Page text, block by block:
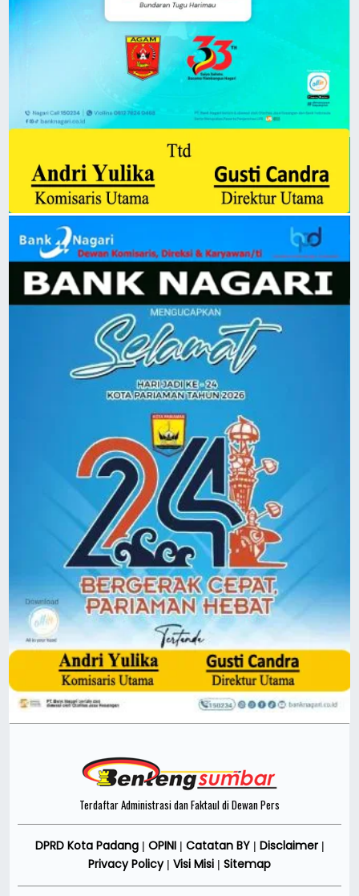
Terdaftar Administrasi dan Faktaul di Dewan Pers
DPRD Kota Padang| OPINI| Catatan BY| Disclaimer|
Privacy Policy| Visi Misi | Sitemap